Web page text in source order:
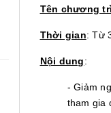
Tên chương
Thời gian: Từ
Nội dung:
- Giảm
tham gia